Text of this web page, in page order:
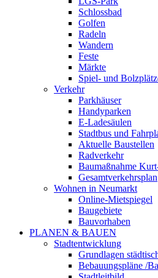
Schlossbad
Golfen
Radeln
Wandern
Feste
Märkte
Spiel- und
Verkehr
Parkhäuser
Handyparken
E-Ladesäulen
Stadtbus und
Aktuelle Baustellen
Radverkehr
Baumaßnahme
Gesamtverkehrsplan
Wohnen in Neumarkt
Online-Mietspiegel
Baugebiete
Bauvorhaben
PLANEN & BAUEN
Stadtentwicklung
Grundlagen
Bebauungspläne /